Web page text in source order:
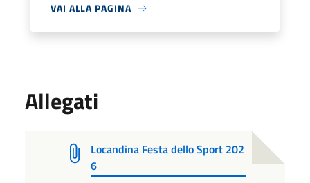
VAI ALLA PAGINA
Allegati
Locandina Festa dello Sport 202
6